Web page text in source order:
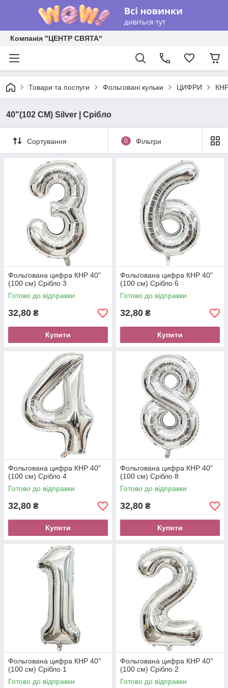
Компанія "ЦЕНТР СВЯТА"
Товари та послуги Фольговані кульки ЦИФРИ
40"(102 СМ) Silver | Срібло
Сортування 0 Фільтри
Фольгована цифра КНР 40"
(100 см) Срібло 3
Готово до відправки
32,80 ₴
Купити
Фольгована цифра КНР 40"
(100 см) Срібло 6
Готово до відправки
32,80 ₴
Купити
Фольгована цифра КНР 40"
(100 см) Срібло 4
Готово до відправки
32,80 ₴
Купити
Фольгована цифра КНР 40"
(100 см) Срібло 8
Готово до відправки
32,80 ₴
Купити
Фольгована цифра КНР 40"
(100 см) Срібло 1
Готово до відправки
Фольгована цифра КНР 40"
(100 см) Срібло 2
Готово до відправки